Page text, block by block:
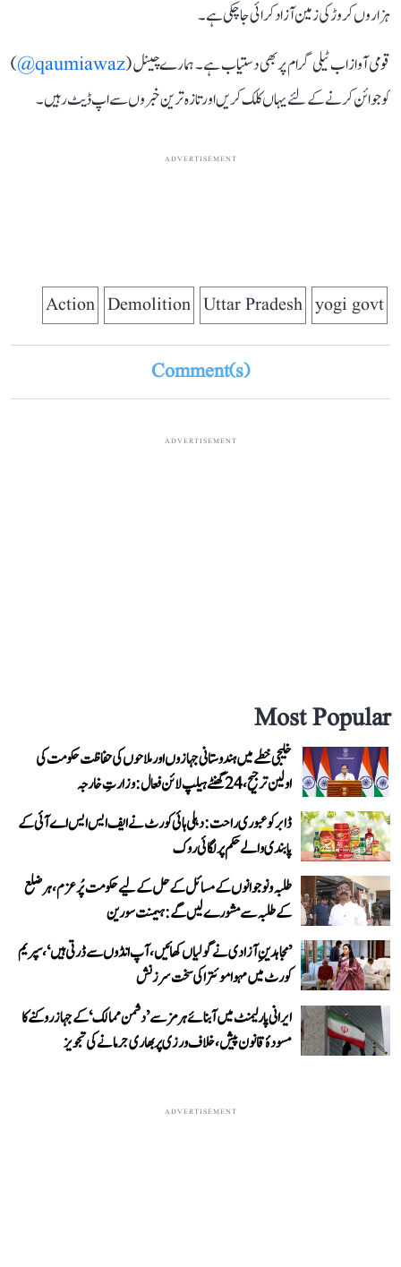
ہزاروں کروڑ کی زمین آزاد کرائی جا چکی ہے۔
قومی آواز اب ٹیلی گرام پر بھی دستیاب ہے۔ ہمارے چینل (qaumiawaz@
)
کو جوائن کرنے کے لئے یہاں کلک کریں اور تازہ ترین خبروں سے اپ ڈیٹ رہیں۔
ADVERTISEMENT
yogi govt
Uttar Pradesh
Demolition
Action
Comment(s)
ADVERTISEMENT
Most Popular
خلیجی خطے میں ہندوستانی جہازوں اور ملاحوں کی حفاظت حکومت کی
اولین ترجیح، 24 گھنٹے ہیلپ لائن فعال: وزارتِ خارجہ
ڈابر کو عبوری راحت: دہلی ہائی کورٹ نے ایف ایس ایس اے آئی کے
پابندی والے حکم پر لگائی روک
طلبہ و نوجوانوں کے مسائل کے حل کے لیے حکومت پُرعزم، ہر ضلع
کے طلبہ سے مشورے لیں گے: ہیمنت سورین
’مجاہدینِ آزادی نے گولیاں کھائیں، آپ انڈوں سے ڈرتی ہیں‘، سپریم
کورٹ میں مہوا موئترا کی سخت سرزنش
ایرانی پارلیمنٹ میں آبنائے ہرمز سے ’دشمن ممالک‘ کے جہاز روکنے کا
مسودۂ قانون پیش، خلاف ورزی پر بھاری جرمانے کی تجویز
ADVERTISEMENT